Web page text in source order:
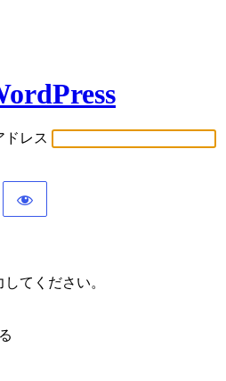
ドレス
てください。